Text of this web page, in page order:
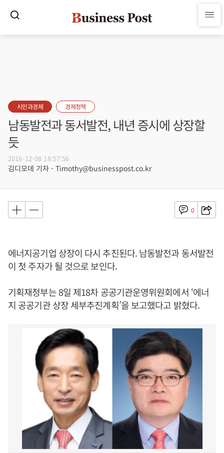
시민과경제 경제정책
남동발전과 동서발전, 내년 증시에 상장할
듯
2016-12-08 18:57:56
김디모데 기자 - Timothy@businesspost.co.kr
0
에너지공기업 상장이 다시 추진된다. 남동발전과 동서발전
이 첫 주자가 될 것으로 보인다.
기획재정부는 8일 제18차 공공기관운영위원회에서 ‘에너
지 공공기관 상장 세부추진계획’을 보고했다고 밝혔다.